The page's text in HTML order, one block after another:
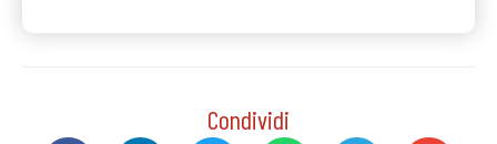
Condividi